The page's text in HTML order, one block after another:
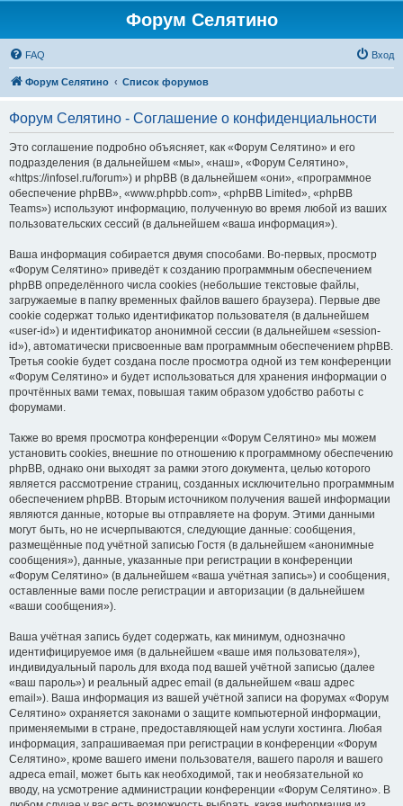
Форум Селятино
FAQ Вход
Форум Селятино Список форумов
Форум Селятино - Соглашение о конфиденциальности
Это соглашение подробно объясняет, как «Форум Селятино» и его
подразделения (в дальнейшем «мы», «наш», «Форум Селятино»,
«https://infosel.ru/forum») и phpBB (в дальнейшем «они», «программное
обеспечение phpBB», «www.phpbb.com», «phpBB Limited», «phpBB
Teams») используют информацию, полученную во время любой из ваших
пользовательских сессий (в дальнейшем «ваша информация»).
Ваша информация собирается двумя способами. Во-первых, просмотр
«Форум Селятино» приведёт к созданию программным обеспечением
phpBB определённого числа cookies (небольшие текстовые файлы,
загружаемые в папку временных файлов вашего браузера). Первые две
cookie содержат только идентификатор пользователя (в дальнейшем
«user-id») и идентификатор анонимной сессии (в дальнейшем «session-
id»), автоматически присвоенные вам программным обеспечением phpBB.
Третья cookie будет создана после просмотра одной из тем конференции
«Форум Селятино» и будет использоваться для хранения информации о
прочтённых вами темах, повышая таким образом удобство работы с
форумами.
Также во время просмотра конференции «Форум Селятино» мы можем
установить cookies, внешние по отношению к программному обеспечению
phpBB, однако они выходят за рамки этого документа, целью которого
является рассмотрение страниц, созданных исключительно программным
обеспечением phpBB. Вторым источником получения вашей информации
являются данные, которые вы отправляете на форум. Этими данными
могут быть, но не исчерпываются, следующие данные: сообщения,
размещённые под учётной записью Гостя (в дальнейшем «анонимные
сообщения»), данные, указанные при регистрации в конференции
«Форум Селятино» (в дальнейшем «ваша учётная запись») и сообщения,
оставленные вами после регистрации и авторизации (в дальнейшем
«ваши сообщения»).
Ваша учётная запись будет содержать, как минимум, однозначно
идентифицируемое имя (в дальнейшем «ваше имя пользователя»),
индивидуальный пароль для входа под вашей учётной записью (далее
«ваш пароль») и реальный адрес email (в дальнейшем «ваш адрес
email»). Ваша информация из вашей учётной записи на форумах «Форум
Селятино» охраняется законами о защите компьютерной информации,
применяемыми в стране, предоставляющей нам услуги хостинга. Любая
информация, запрашиваемая при регистрации в конференции «Форум
Селятино», кроме вашего имени пользователя, вашего пароля и вашего
адреса email, может быть как необходимой, так и необязательной ко
вводу, на усмотрение администрации конференции «Форум Селятино». В